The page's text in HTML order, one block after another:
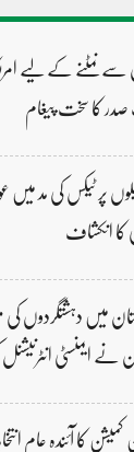
سے نمٹنے کے لیے
صدر کا سخت پیغام
کا انکشاف
میں دہشتگردوں
نے ایمنسٹی
کمیشن کا آئندہ عام